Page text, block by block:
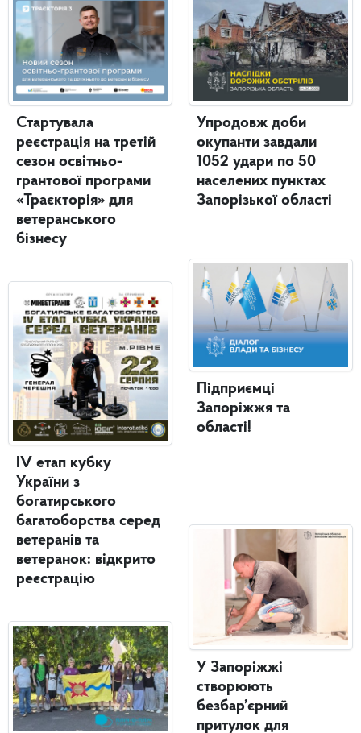
Стартувала
реєстрація на третій
сезон освітньо-
грантової програми
«Траєкторія» для
ветеранського
бізнесу
IV етап кубку
України з
богатирського
багатоборства серед
ветеранів та
ветеранок: відкрито
реєстрацію
Упродовж доби
окупанти завдали
1052 удари по 50
населених пунктах
Запорізької області
Підприємці
Запоріжжя та
області!
У Запоріжжі
створюють
безбар’єрний
притулок для